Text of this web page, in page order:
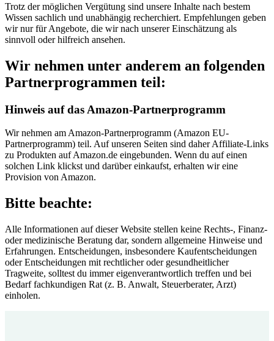
Trotz der möglichen Vergütung sind unsere Inhalte nach bestem
Wissen sachlich und unabhängig recherchiert. Empfehlungen geben
wir nur für Angebote, die wir nach unserer Einschätzung als
sinnvoll oder hilfreich ansehen.
Wir nehmen unter anderem an folgenden
Partnerprogrammen teil:
Hinweis auf das Amazon-Partnerprogramm
Wir nehmen am Amazon-Partnerprogramm (Amazon EU-
Partnerprogramm) teil. Auf unseren Seiten sind daher Affiliate-Links
zu Produkten auf Amazon.de eingebunden. Wenn du auf einen
solchen Link klickst und darüber einkaufst, erhalten wir eine
Provision von Amazon.
Bitte beachte:
Alle Informationen auf dieser Website stellen keine Rechts-, Finanz-
oder medizinische Beratung dar, sondern allgemeine Hinweise und
Erfahrungen. Entscheidungen, insbesondere Kaufentscheidungen
oder Entscheidungen mit rechtlicher oder gesundheitlicher
Tragweite, solltest du immer eigenverantwortlich treffen und bei
Bedarf fachkundigen Rat (z. B. Anwalt, Steuerberater, Arzt)
einholen.